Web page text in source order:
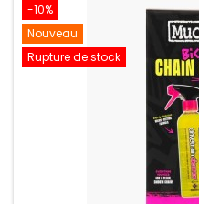
-10%
Nouveau
Rupture de stock